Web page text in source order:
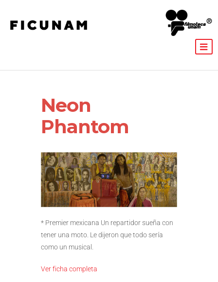
Neon
Phantom
* Premier mexicana Un repartidor sueña con
tener una moto. Le dijeron que todo sería
como un musical.
Ver ficha completa